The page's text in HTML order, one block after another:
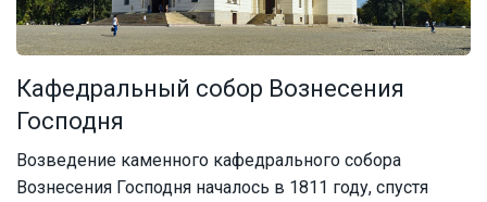
Кафедральный собор Вознесения
Господня
Возведение каменного кафедрального собора
Вознесения Господня началось в 1811 году, спустя